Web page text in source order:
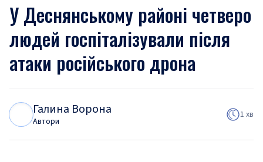
У Деснянському районі четверо
людей госпіталізували після
атаки російського дрона
Галина Ворона
Автори
1 хв